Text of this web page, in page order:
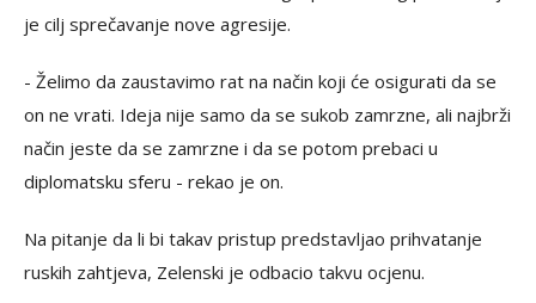
je cilj sprečavanje nove agresije.
- Želimo da zaustavimo rat na način koji će osigurati da se
on ne vrati. Ideja nije samo da se sukob zamrzne, ali najbrži
način jeste da se zamrzne i da se potom prebaci u
diplomatsku sferu - rekao je on.
Na pitanje da li bi takav pristup predstavljao prihvatanje
ruskih zahtjeva, Zelenski je odbacio takvu ocjenu.